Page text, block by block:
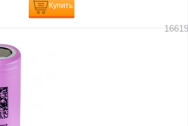
Купить